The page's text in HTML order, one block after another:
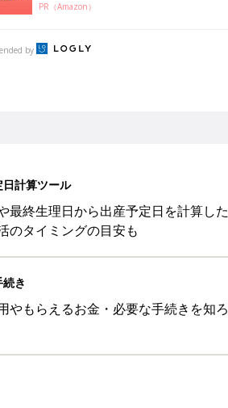
PR（Amazon）
by
日計算ツール
最終生理日から出産予定日を計算した
のタイミングの目安も
き
やもらえるお金・必要な手続きを知ろ